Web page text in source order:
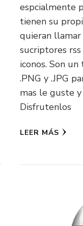
espcialmente
tienen su
quieran llamar
sucriptores
iconos. Son
.PNG y .JPG
mas le guste
Disfrutenlos
LEER MÁS